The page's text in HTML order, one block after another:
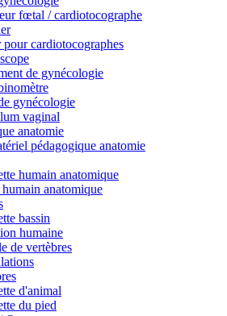
fœtal / cardiotocographe
pour cardiotocographes
de gynécologie
gynécologie
vaginal
anatomie
pédagogique anatomie
humain anatomique
anatomique
bassin
humaine
de vertèbres
d'animal
du pied